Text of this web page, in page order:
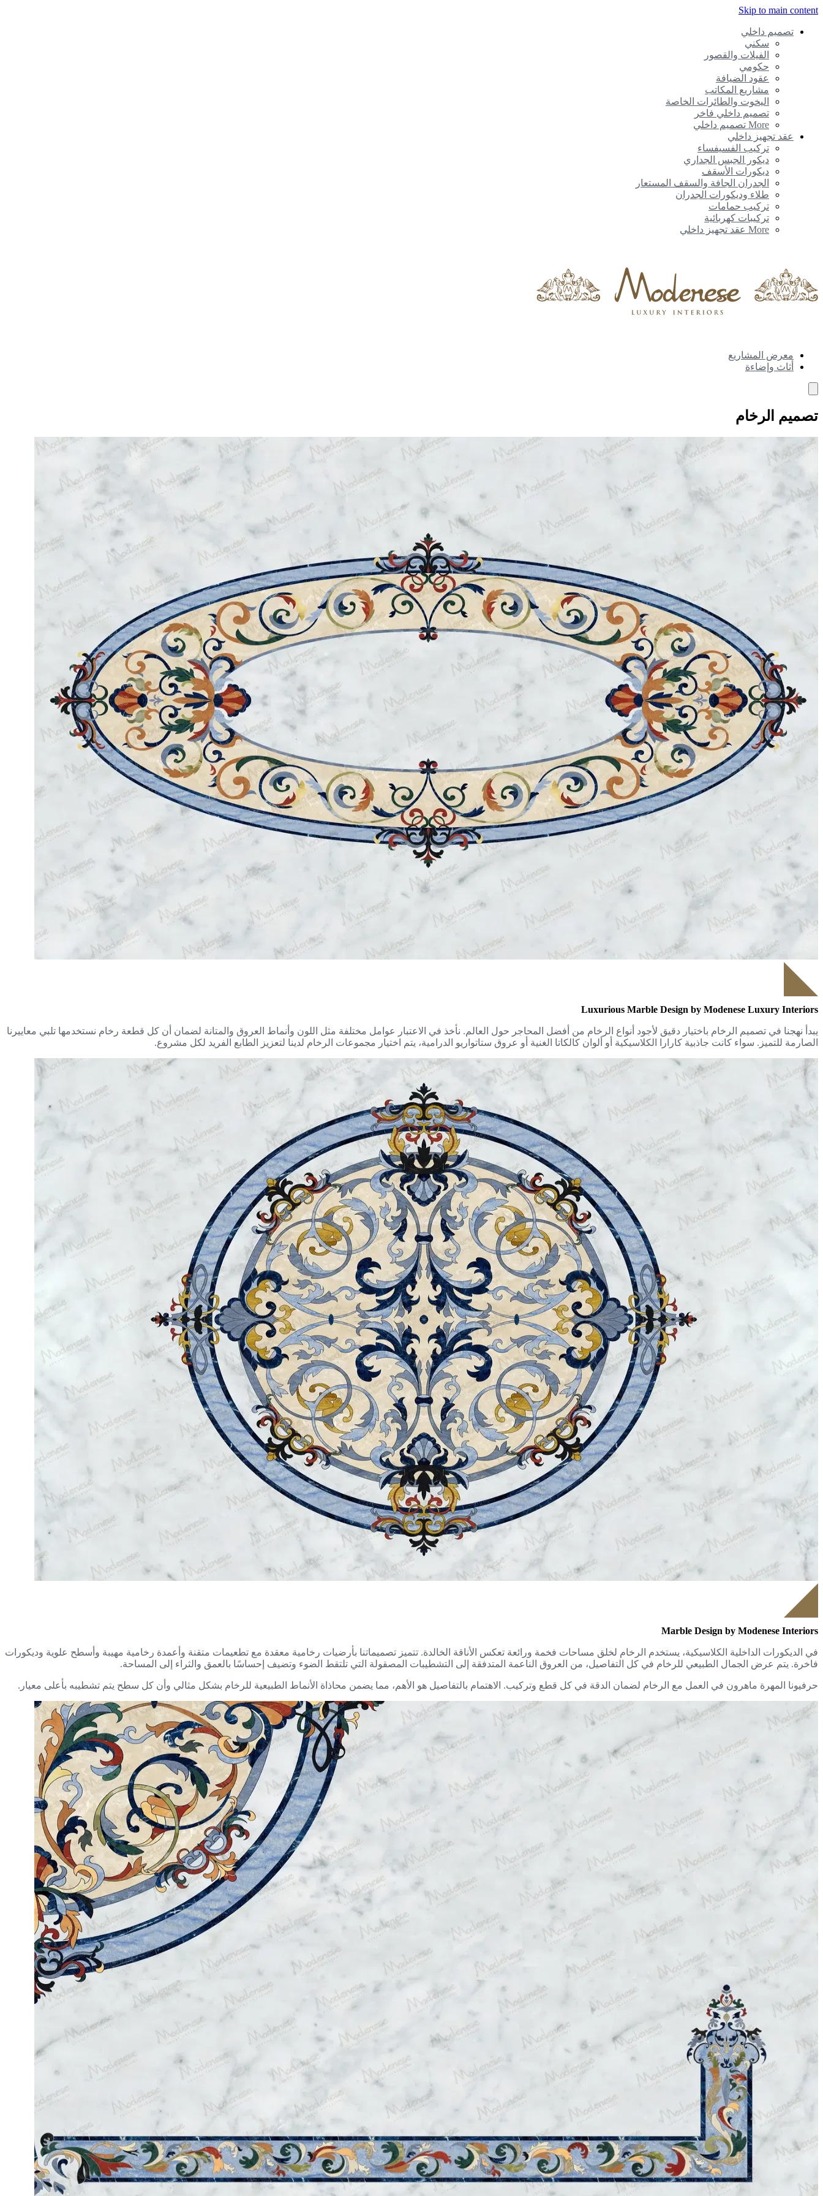
Skip to main content
تصميم داخلي
سكني
الفيلات والقصور
حكومي
عقود الضيافة
مشاريع المكاتب
اليخوت والطائرات الخاصة
تصميم داخلي فاخر
More تصميم داخلي
عقد تجهيز داخلي
تركيب الفسيفساء
ديكور الجبس الجداري
ديكورات الأسقف
الجدران الجافة والسقف المستعار
طلاء وديكورات الجدران
تركيب حمامات
تركيبات كهربائية
More عقد تجهيز داخلي
معرض المشاريع
أثاث وإضاءة
تصميم الرخام
Luxurious Marble Design by Modenese Luxury Interiors
يبدأ نهجنا في تصميم الرخام باختيار دقيق لأجود أنواع الرخام من أفضل المحاجر حول العالم. نأخذ في الاعتبار عوامل مختلفة مثل اللون وأنماط العروق والمتانة لضمان أن كل قطعة رخام نستخدمها تلبي معاييرنا
الصارمة للتميز. سواء كانت جاذبية كارارا الكلاسيكية أو ألوان كالكاتا الغنية أو عروق ستاتواريو الدرامية، يتم اختيار مجموعات الرخام لدينا لتعزيز الطابع الفريد لكل مشروع.
Marble Design by Modenese Interiors
في الديكورات الداخلية الكلاسيكية، يستخدم الرخام لخلق مساحات فخمة ورائعة تعكس الأناقة الخالدة. تتميز تصميماتنا بأرضيات رخامية معقدة مع تطعيمات متقنة وأعمدة رخامية مهيبة وأسطح علوية وديكورات
فاخرة. يتم عرض الجمال الطبيعي للرخام في كل التفاصيل، من العروق الناعمة المتدفقة إلى التشطيبات المصقولة التي تلتقط الضوء وتضيف إحساسًا بالعمق والثراء إلى المساحة.
حرفيونا المهرة ماهرون في العمل مع الرخام لضمان الدقة في كل قطع وتركيب. الاهتمام بالتفاصيل هو الأهم، مما يضمن محاذاة الأنماط الطبيعية للرخام بشكل مثالي وأن كل سطح يتم تشطيبه بأعلى معيار.